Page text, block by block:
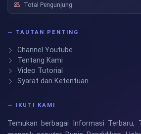
Total Pengunjung
— TAUTAN PENTING
Channel Youtube
Tentang Kami
Video Tutorial
Syarat dan Ketentuan
— IKUTI KAMI
Temukan berbagai Informasi Terbaru,